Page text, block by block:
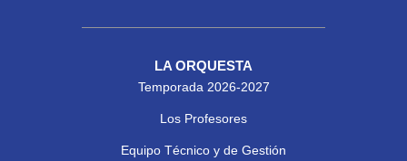
LA ORQUESTA
Temporada 2026-2027
Los Profesores
Equipo Técnico y de Gestión